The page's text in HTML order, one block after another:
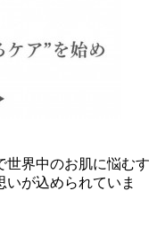
世界中のお肌に悩むす
が込められていま